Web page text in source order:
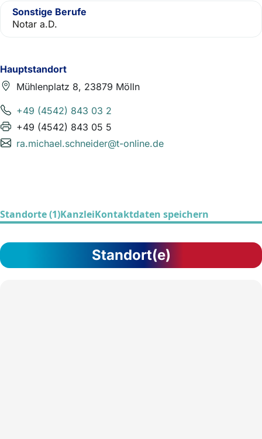
Hauptstandort
Mühlenplatz 8, 23879 Mölln
+49 (4542) 843 03 2
+49 (4542) 843 05 5
ra.michael.schneider@t-online.de
Sonstige Berufe
Notar a.D.
Standorte (1)KanzleiKontaktdaten speichern
Standort(e)